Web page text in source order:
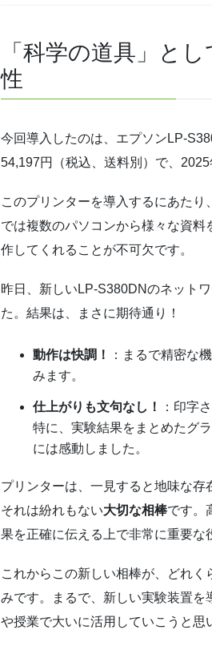
「科学の道具」と
性
今回導入したのは、エプソンLP-
54,197円（税込、送料別）で、2025
このプリンターを導入するにあたり
では複数のパソコンから様々な資
作してくれることが不可欠です。
昨日、新しいLP-S380DNのネット
た。結果は、まさに期待通り！
動作は快調！
：まるで精密な
みます。
仕上がりも文句なし！
：印字
特に、実験結果をまとめたグ
には感動しました。
プリンターは、一見すると地味な存
それは紛れもない大切な相棒です。
果を正確に伝える上で非常に重要な
これからこの新しい相棒が、どれ
みです。まるで、新しい実験装置
や授業で大いに活用していこうと思